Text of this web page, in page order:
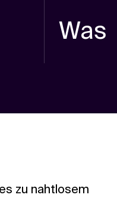
Was
zu nahtlosem